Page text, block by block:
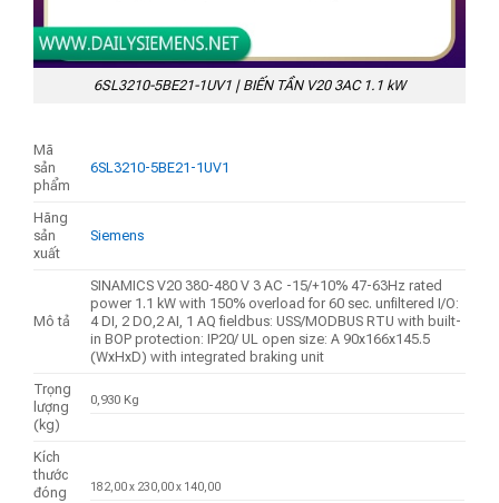
6SL3210-5BE21-1UV1 | BIẾN TẦN V20 3AC 1.1 kW
Mã
sản
phẩm
6SL3210-5BE21-1UV1
Hãng
sản
xuất
Siemens
Mô tả
SINAMICS V20 380-480 V 3 AC -15/+10% 47-63Hz rated
power 1.1 kW with 150% overload for 60 sec. unfiltered I/O:
4 DI, 2 DO,2 AI, 1 AQ fieldbus: USS/MODBUS RTU with built-
in BOP protection: IP20/ UL open size: A 90x166x145.5
(WxHxD) with integrated braking unit
Trọng
lượng
(kg)
0,930 Kg
Kích
thước
đóng
182,00 x 230,00 x 140,00